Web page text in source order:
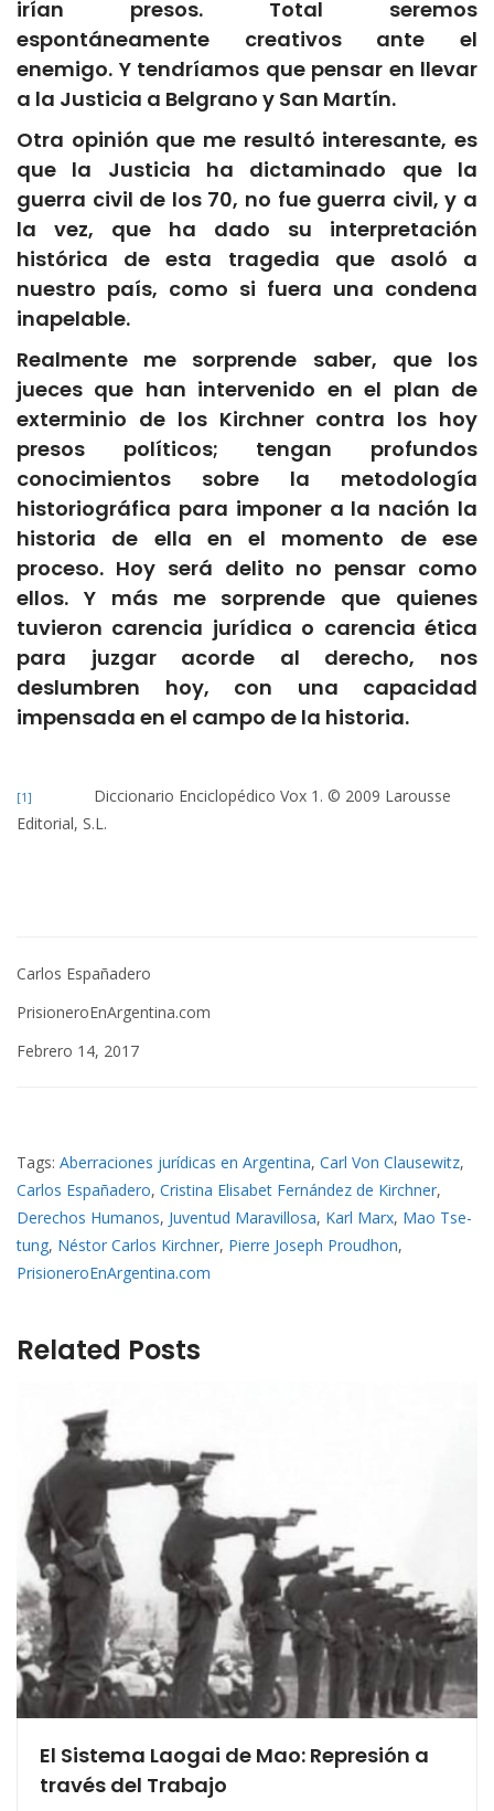
irían presos. Total seremos
espontáneamente creativos ante el
enemigo. Y tendríamos que pensar en llevar
a la Justicia a Belgrano y San Martín.
Otra opinión que me resultó interesante, es
que la Justicia ha dictaminado que la
guerra civil de los 70, no fue guerra civil, y a
la vez, que ha dado su interpretación
histórica de esta tragedia que asoló a
nuestro país, como si fuera una condena
inapelable.
Realmente me sorprende saber, que los
jueces que han intervenido en el plan de
exterminio de los Kirchner contra los hoy
presos políticos; tengan profundos
conocimientos sobre la metodología
historiográfica para imponer a la nación la
historia de ella en el momento de ese
proceso. Hoy será delito no pensar como
ellos. Y más me sorprende que quienes
tuvieron carencia jurídica o carencia ética
para juzgar acorde al derecho, nos
deslumbren hoy, con una capacidad
impensada en el campo de la historia.
[1]
Diccionario Enciclopédico Vox 1. © 2009 Larousse
Editorial, S.L.
Carlos Españadero
PrisioneroEnArgentina.com
Febrero 14, 2017
Tags: Aberraciones jurídicas en Argentina, Carl Von Clausewitz,
Carlos Españadero, Cristina Elisabet Fernández de Kirchner,
Derechos Humanos, Juventud Maravillosa, Karl Marx, Mao Tse-
tung, Néstor Carlos Kirchner, Pierre Joseph Proudhon,
PrisioneroEnArgentina.com
Related Posts
El Sistema Laogai de Mao: Represión a
través del Trabajo